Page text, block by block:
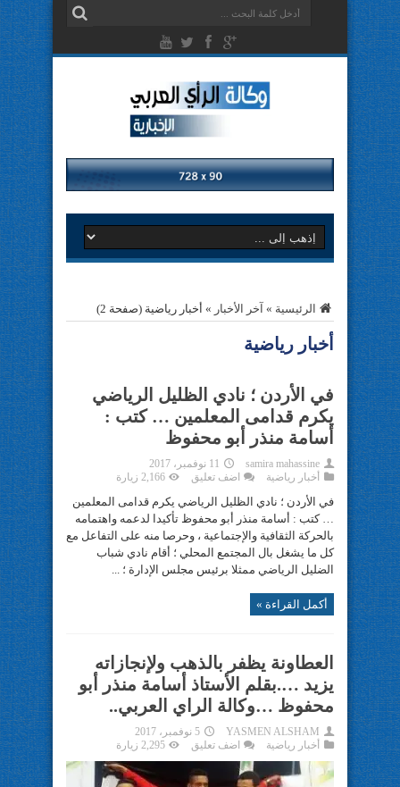
الرئيسية » آخر الأخبار » أخبار رياضية (صفحة 2)
أخبار رياضية
في الأردن ؛ نادي الظليل الرياضي
يكرم قدامى المعلمين … كتب :
أسامة منذر أبو محفوظ
samira mahassine
11 نوفمبر، 2017
أخبار رياضية
اضف تعليق 2,166 زيارة
في الأردن ؛ نادي الظليل الرياضي يكرم قدامى المعلمين
… كتب : أسامة منذر أبو محفوظ تأكيدا لدعمه واهتمامه
بالحركة الثقافية والإجتماعية ، وحرصا منه على التفاعل مع
كل ما يشغل بال المجتمع المحلي ؛ أقام نادي شباب
الضليل الرياضي ممثلا برئيس مجلس الإدارة ؛ ...
أكمل القراءة »
العطاونة يظفر بالذهب ولإنجازاته
يزيد ….بقلم الأستاذ أسامة منذر أبو
محفوظ …وكالة الراي العربي..
YASMEN ALSHAM
5 نوفمبر، 2017
أخبار رياضية
اضف تعليق 2,295 زيارة